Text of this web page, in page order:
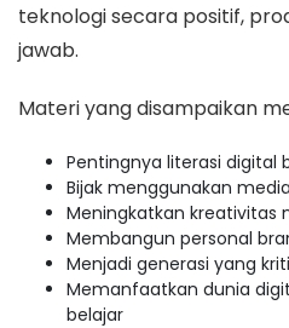
teknologi secara positif,
jawab.
Materi yang disampaikan
Pentingnya literasi digital
Bijak menggunakan
Meningkatkan kreativitas
Membangun personal
Menjadi generasi yang
Memanfaatkan dunia
belajar